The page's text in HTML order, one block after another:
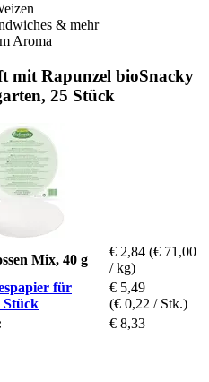
& mehr
Aroma
mit Rapunzel bioSnacky
25 Stück
Mix, 40 g
€ 2,84 (€ 71,00
/ kg)
für
Stück
€ 5,49
(€ 0,22 / Stk.)
€ 8,33